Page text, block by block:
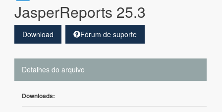
JasperReports 25.3
Download Fórum de suporte
Detalhes do arquivo
Downloads: